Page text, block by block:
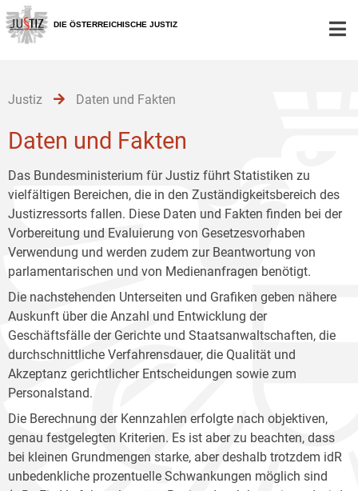
Zur
Hauptnavigation
[1]
Zum
Inhalt
[2]
Zum
Untermenü
[3]
DIE ÖSTERREICHISCHE JUSTIZ
Justiz Daten und Fakten
Daten und Fakten
Das Bundesministerium für Justiz führt Statistiken zu
vielfältigen Bereichen, die in den Zuständigkeitsbereich des
Justizressorts fallen. Diese Daten und Fakten finden bei der
Vorbereitung und Evaluierung von Gesetzesvorhaben
Verwendung und werden zudem zur Beantwortung von
parlamentarischen und von Medienanfragen benötigt.
Die nachstehenden Unterseiten und Grafiken geben nähere
Auskunft über die Anzahl und Entwicklung der
Geschäftsfälle der Gerichte und Staatsanwaltschaften, die
durchschnittliche Verfahrensdauer, die Qualität und
Akzeptanz gerichtlicher Entscheidungen sowie zum
Personalstand.
Die Berechnung der Kennzahlen erfolgte nach objektiven,
genau festgelegten Kriterien. Es ist aber zu beachten, dass
bei kleinen Grundmengen starke, aber deshalb trotzdem idR
unbedenkliche prozentuelle Schwankungen möglich sind